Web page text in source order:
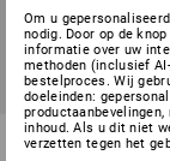
Kunststofgespen, 13
Om u
nodig. Door op de
informatie over uw
methoden (inclusief
bestelproces. Wij
doeleinden:
inhoud. Als u dit niet
verzetten tegen het